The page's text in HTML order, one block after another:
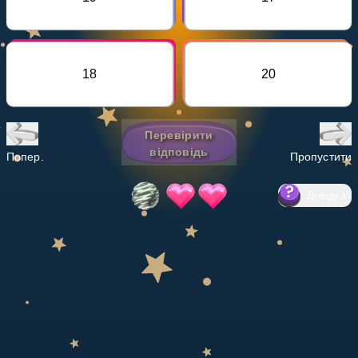
НАВЧАЛЬНИЙ ПЛАН
18 20
Попер.
Перевірити
відповідь
Пропустити
?